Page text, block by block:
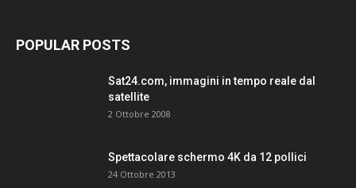
POPULAR POSTS
Sat24.com, immagini in tempo reale dal
satellite
2 Ottobre 2008
Spettacolare schermo 4K da 12 pollici
24 Ottobre 2013